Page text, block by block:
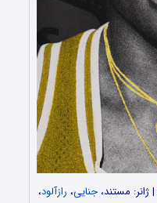
| ژانر: مستند،جنایی، رازآلود،